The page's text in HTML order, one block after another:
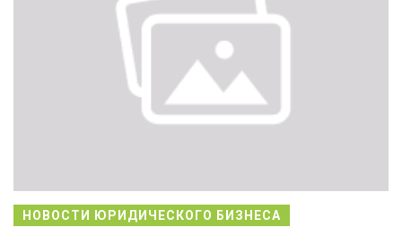
НОВОСТИ ЮРИДИЧЕСКОГО БИЗНЕСА